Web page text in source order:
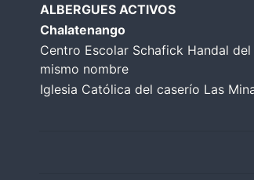
ALBERGUES ACTIVOS
Chalatenango
Centro Escolar Schafick Handal
mismo nombre
Iglesia Católica del caserío Las